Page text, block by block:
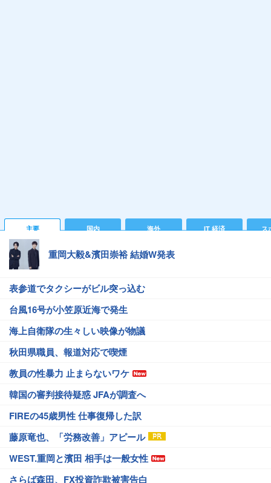
主要 国内 海外 IT 経済 ス
重岡大毅&濱田崇裕 結婚W発表
表参道でタクシーがビル突っ込む
台風16号が小笠原近海で発生
海上自衛隊の生々しい映像が物議
秋田県職員、報道対応で喫煙
教員の性暴力 止まらないワケ
韓国の審判接待疑惑 JFAが調査へ
FIREの45歳男性 仕事復帰した訳
藤原竜也、「労務改善」アピール
WEST.重岡と濱田 相手は一般女性
さらば森田、FX投資詐欺被害告白